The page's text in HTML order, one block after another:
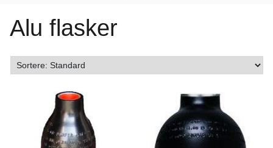
Alu flasker
På lager På lager